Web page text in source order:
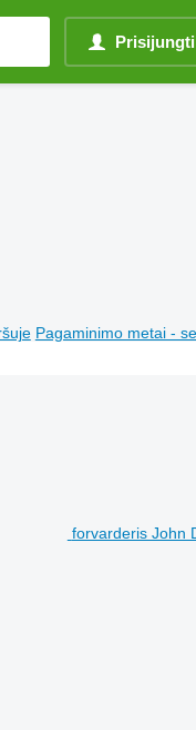
Pagaminimo metai -
forvarderis John